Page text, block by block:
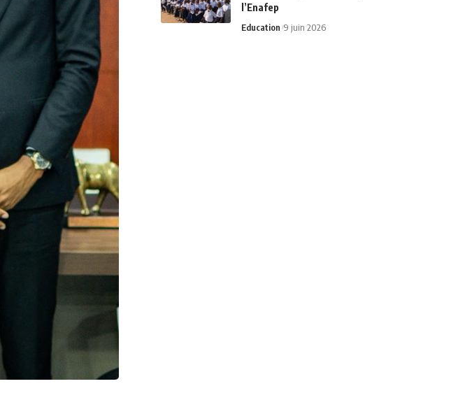
l’Enafep
Education 9 juin 2026